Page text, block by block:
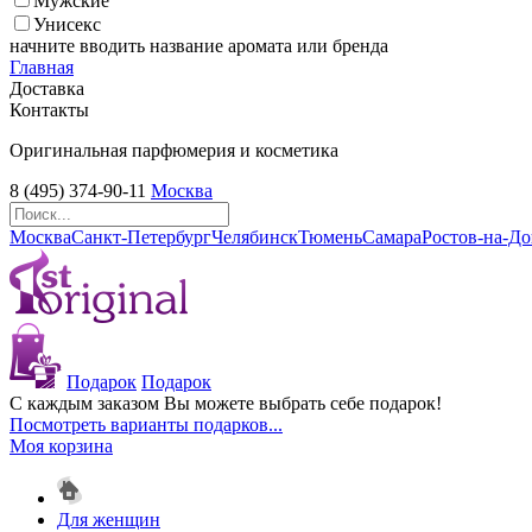
Унисекс
начните вводить название аромата или бренда
Главная
Доставка
Контакты
Оригинальная парфюмерия и косметика
8 (495) 374-90-11 Москва
МоскваСанкт-ПетербургЧелябинскТюменьСамараРостов-на-
Подарок Подарок
С каждым заказом Вы можете выбрать себе подарок!
Посмотреть варианты подарков...
Моя корзина
Для женщин